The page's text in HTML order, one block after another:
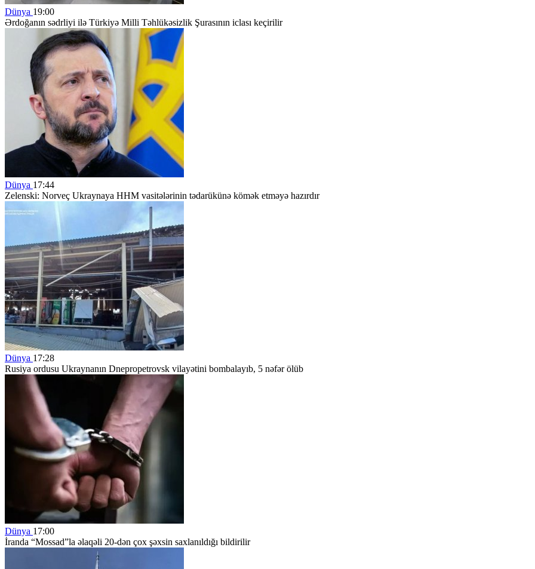
Dünya 19:00
Ərdoğanın sədrliyi ilə Türkiyə Milli Təhlükəsizlik Şurasının iclası keçirilir
Dünya 17:44
Zelenski: Norveç Ukraynaya HHM vasitələrinin tədarükünə kömək etməyə hazırdır
Dünya 17:28
Rusiya ordusu Ukraynanın Dnepropetrovsk vilayətini bombalayıb, 5 nəfər ölüb
Dünya 17:00
İranda “Mossad”la əlaqəli 20-dən çox şəxsin saxlanıldığı bildirilir